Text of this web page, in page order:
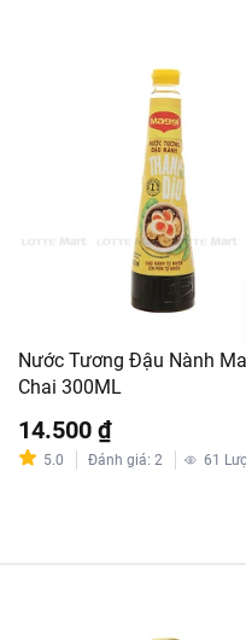
Nước Tương Đậu Nành
Chai 300ML
14.500 ₫
5.0 Đánh giá: 2 61